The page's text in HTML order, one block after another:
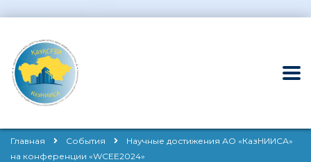
Главная События
Научные достижения АО «КазНИИСА»
на конференции «WCEE2024»